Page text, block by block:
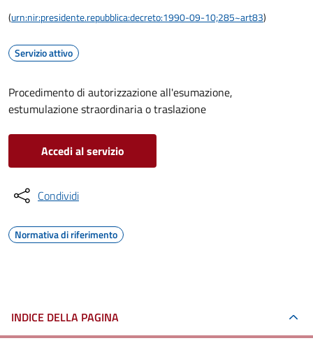
(urn:nir:presidente.repubblica:decreto:1990-09-10;285~art83)
Servizio attivo
Procedimento di autorizzazione all'esumazione,
estumulazione straordinaria o traslazione
Accedi al servizio
Condividi
Normativa di riferimento
INDICE DELLA PAGINA